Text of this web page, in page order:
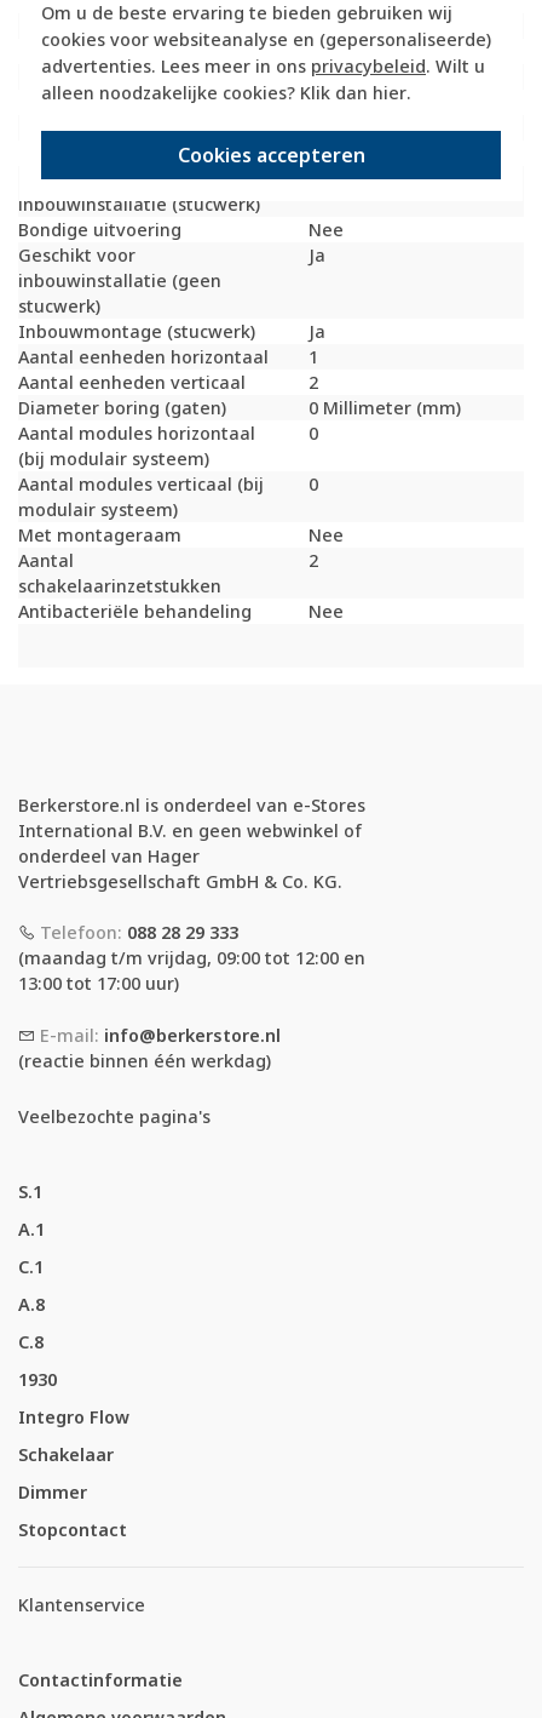
Om u de beste ervaring te bieden gebruiken wij
cookies voor websiteanalyse en (gepersonaliseerde)
advertenties. Lees meer in ons privacybeleid. Wilt u
alleen noodzakelijke cookies? Klik dan hier.
Cookies accepteren
Slagvastheid
IK02
Beschermingsgraad (IP)
IP20
Geschikt voor vloerpot
Nee
Transparant
Nee
Uitvoering oppervlakte
Glanzend
Geschikt voor wandgoot
Ja
Geschikt voor
inbouwinstallatie (stucwerk)
Ja
Bondige uitvoering
Nee
Geschikt voor
inbouwinstallatie (geen
stucwerk)
Ja
Inbouwmontage (stucwerk)
Ja
Aantal eenheden horizontaal
1
Aantal eenheden verticaal
2
Diameter boring (gaten)
0 Millimeter (mm)
Aantal modules horizontaal
(bij modulair systeem)
0
Aantal modules verticaal (bij
modulair systeem)
0
Met montageraam
Nee
Aantal
schakelaarinzetstukken
2
Antibacteriële behandeling Nee
Berkerstore.nl is onderdeel van e-Stores
International B.V. en geen webwinkel of
onderdeel van Hager
Vertriebsgesellschaft GmbH & Co. KG.
Telefoon: 088 28 29 333
(maandag t/m vrijdag, 09:00 tot 12:00 en
13:00 tot 17:00 uur)
E-mail: info@berkerstore.nl
(reactie binnen één werkdag)
Veelbezochte pagina's
S.1
A.1
C.1
A.8
C.8
1930
Integro Flow
Schakelaar
Dimmer
Stopcontact
Klantenservice
Contactinformatie